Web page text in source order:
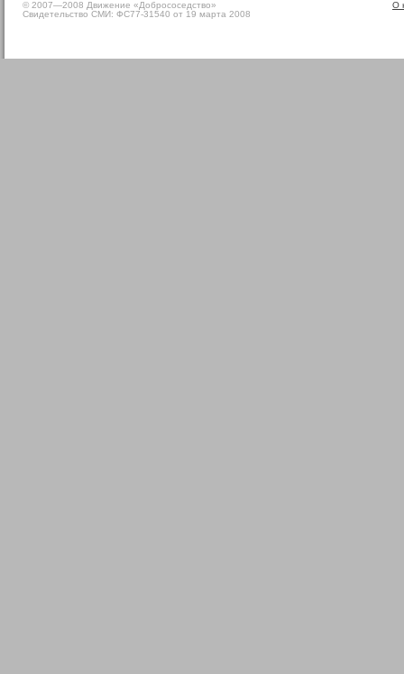
О
© 2007—2008 Движение «Добрососедство»
Свидетельство СМИ: ФС77-31540 от 19 марта 2008